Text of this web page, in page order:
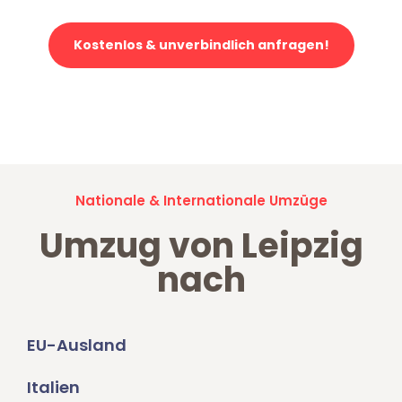
Kostenlos & unverbindlich anfragen!
Nationale & Internationale Umzüge
Umzug von Leipzig
nach
EU-Ausland
Italien